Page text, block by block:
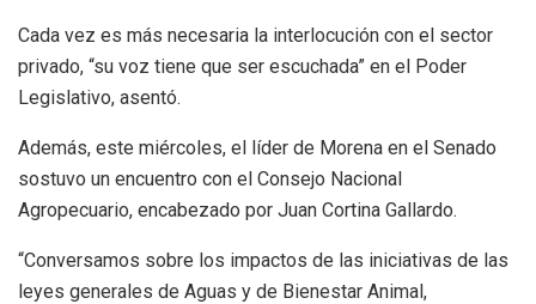
Cada vez es más necesaria la interlocución con el sector
privado, “su voz tiene que ser escuchada” en el Poder
Legislativo, asentó.
Además, este miércoles, el líder de Morena en el Senado
sostuvo un encuentro con el Consejo Nacional
Agropecuario, encabezado por Juan Cortina Gallardo.
“Conversamos sobre los impactos de las iniciativas de las
leyes generales de Aguas y de Bienestar Animal,